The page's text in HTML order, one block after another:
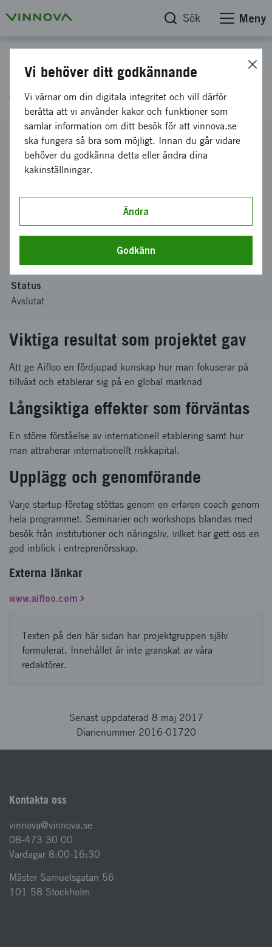
Sök Meny
Aifloo - Born Global
Diarienummer
2016-01720
Koordinator
250 000 kronor
februari 2016-maj 2016
Status
Avslutat
Viktiga resultat som projektet gav
Att ge Aifloo en fördjupad kunskap hur man fokuserar på
tillväxt och etablerar sig på en global marknad
Långsiktiga effekter som förväntas
En större förståelse av internationell etablering samt hur
man attraherar internationellt riskkapital.
Upplägg och genomförande
Varje startup-företag stöttas genom en erfaren coach genom
hela programmet. Seminarier och workshops blandas med
besök från institutioner och näringsliv, vilket har gett oss en
god inblick i entreprenörsskap.
Externa länkar
www.aifloo.com
Texten på den här sidan har projektgruppen själv
formulerat. Innehållet är inte granskat av våra
redaktörer.
Senast uppdaterad 8 maj 2017
Diarienummer 2016-01720
Kontakta oss
vinnova@vinnova.se
08-473 30 00
Vardagar 8:00-16:30
Mäster Samuelsgatan 56
101 58 Stockholm
Vi behöver ditt godkännande
Vi värnar om din digitala integritet och vill därför
berätta att vi använder kakor och funktioner som
samlar information om ditt besök för att vinnova.se
ska fungera så bra som möjligt. Innan du går vidare
behöver du godkänna detta eller ändra dina
kakinställningar.
Ändra
Godkänn